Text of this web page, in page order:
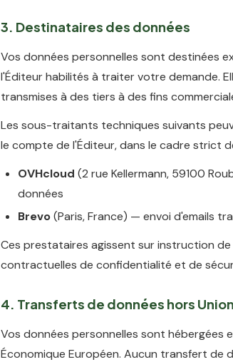
3. Destinataires des données
Vos données personnelles sont destinées
l'Éditeur habilités à traiter votre demande.
transmises à des tiers à des fins
Les sous-traitants techniques suivants
le compte de l'Éditeur, dans le cadre strict
OVHcloud (2 rue Kellermann, 59100
données
Brevo(Paris, France) — envoi d'emails
Ces prestataires agissent sur instruction
contractuelles de confidentialité et de
4. Transferts de données hors
Vos données personnelles sont hébergées
Économique Européen. Aucun transfert de